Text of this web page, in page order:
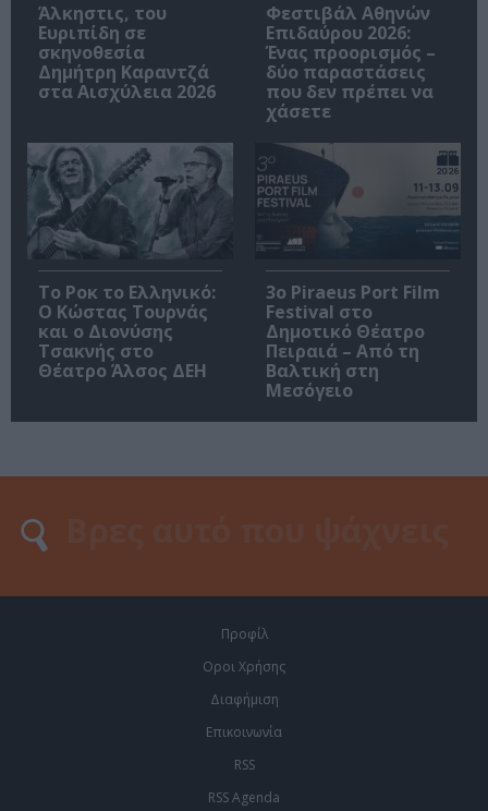
Άλκηστις, του
Ευριπίδη σε
σκηνοθεσία
Δημήτρη Καραντζά
στα Αισχύλεια 2026
Φεστιβάλ Αθηνών
Επιδαύρου 2026:
Ένας προορισμός –
δύο παραστάσεις
που δεν πρέπει να
χάσετε
Το Ροκ το Ελληνικό:
Ο Κώστας Τουρνάς
και ο Διονύσης
Τσακνής στο
Θέατρο Άλσος ΔΕΗ
3o Piraeus Port Film
Festival στο
Δημοτικό Θέατρο
Πειραιά – Από τη
Βαλτική στη
Μεσόγειο
Προφίλ
Οροι Χρήσης
Διαφήμιση
Επικοινωνία
RSS
RSS Agenda